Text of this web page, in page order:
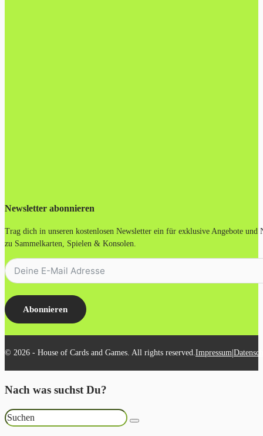
Newsletter abonnieren
Trag dich in unseren kostenlosen Newsletter ein für exklusive Angebote und
zu Sammelkarten, Spielen & Konsolen.
Abonnieren
© 2026 - House of Cards and Games. All rights reserved.Impressum|
Nach was suchst Du?
Suchen